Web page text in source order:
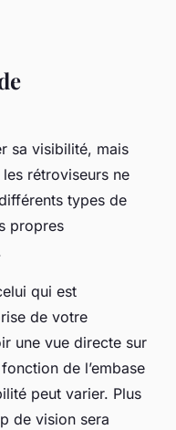
sa visibilité, mais
rétroviseurs ne
types de
propres
qui est
de votre
une vue directe sur
de l’embase
peut varier. Plus
de vision sera